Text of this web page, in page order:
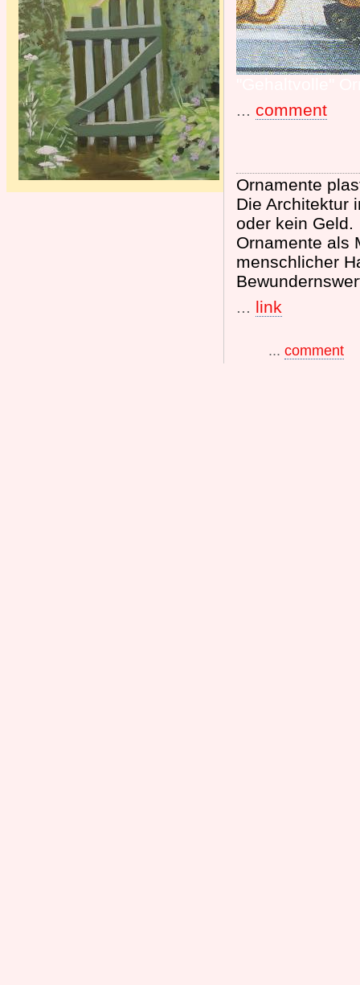
... comment
Ornamente
Die Architektur
oder kein Geld.
Ornamente als
menschlicher
... link
... comment